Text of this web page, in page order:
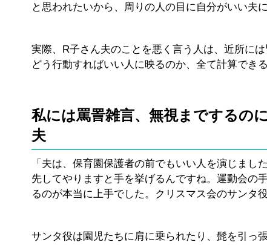
と思われたいから、周りの人の目に自分がいい夫
実際、R子さん夫のことを悪く言う人は、近所に
どう行動すればいい人に映るのか、全て計算でき
私には罵詈雑言、無視までするの
夫
「夫は、保育園保護者の前でもいい人を演じま
先してやりますと手を挙げるんですね。運動会の
るのが本当に上手でした。クリスマス会のサンタ
サンタ役は園児たちに肩に乗られたり、髭を引っ